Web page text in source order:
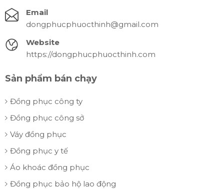
Email
dongphucphuocthinh@gmail.com
Website
https://dongphucphuocthinh.com
Sản phẩm bán chạy
Đồng phục công ty
Đồng phục công sở
Váy đồng phục
Đồng phục y tế
Áo khoác đồng phục
Đồng phục bảo hộ lao động